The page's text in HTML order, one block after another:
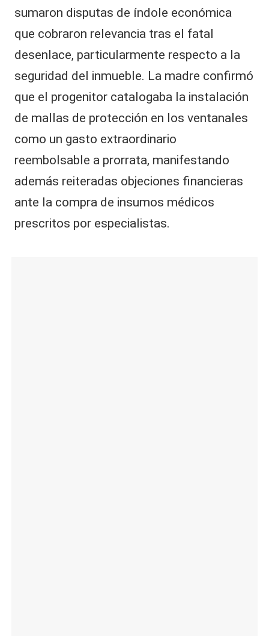
sumaron disputas de índole económica
que cobraron relevancia tras el fatal
desenlace, particularmente respecto a la
seguridad del inmueble. La madre confirmó
que el progenitor catalogaba la instalación
de mallas de protección en los ventanales
como un gasto extraordinario
reembolsable a prorrata, manifestando
además reiteradas objeciones financieras
ante la compra de insumos médicos
prescritos por especialistas.